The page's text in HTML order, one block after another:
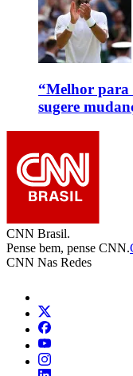
“Melhor
sugere
CNN Brasil.
Pense bem, pense CNN.
CNN Nas Redes